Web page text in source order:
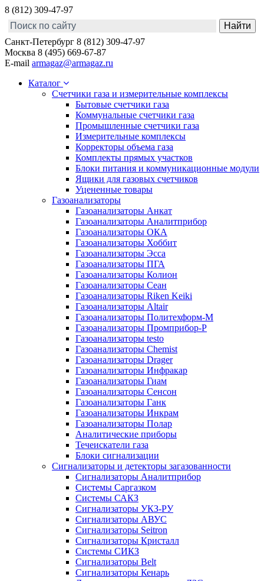
8 (812) 309-47-97
Санкт-Петербург 8 (812) 309-47-97
Москва 8 (495) 669-67-87
E-mail armagaz@armagaz.ru
Каталог
Счетчики газа и измерительные комплексы
Бытовые счетчики газа
Коммунальные счетчики газа
Промышленные счетчики газа
Измерительные комплексы
Корректоры объема газа
Комплекты прямых участков
Блоки питания и коммуникационные модули
Ящики для газовых счетчиков
Уцененные товары
Газоанализаторы
Газоанализаторы Анкат
Газоанализаторы Аналитприбор
Газоанализаторы ОКА
Газоанализаторы Хоббит
Газоанализаторы Эсса
Газоанализаторы ПГА
Газоанализаторы Колион
Газоанализаторы Сеан
Газоанализаторы Riken Keiki
Газоанализаторы Altair
Газоанализаторы Политехформ-М
Газоанализаторы Промприбор-Р
Газоанализаторы testo
Газоанализаторы Chemist
Газоанализаторы Drager
Газоанализаторы Инфракар
Газоанализаторы Гиам
Газоанализаторы Сенсон
Газоанализаторы Ганк
Газоанализаторы Инкрам
Газоанализаторы Полар
Аналитические приборы
Течеискатели газа
Блоки сигнализации
Сигнализаторы и детекторы загазованности
Сигнализаторы Аналитприбор
Системы Саргазком
Системы САКЗ
Сигнализаторы УКЗ-РУ
Сигнализаторы АВУС
Сигнализаторы Seitron
Сигнализаторы Кристалл
Системы СИКЗ
Сигнализаторы Belt
Сигнализаторы Кенарь